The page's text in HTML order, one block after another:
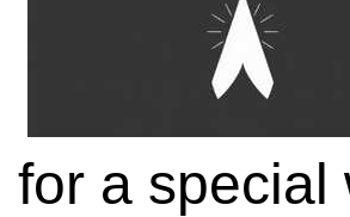
for a special